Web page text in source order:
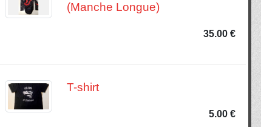
(Manche Longue)
35.00 €
T-shirt
5.00 €